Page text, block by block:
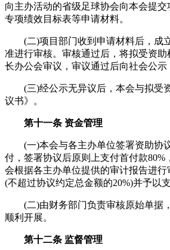
向主办活动的省级足球协会向本会提交
专项绩效目标表等申请材料。
(二)项目部门收到申请材料后，成
准进行审核。审核通过后，将拟受资
长办公会审议，审议通过后向社会公示
(三)经公示无异议后，本会与拟受
议书》。
第十一条 资金管理
(一)本会与各主办单位签署资助协
付，签署协议后原则上支付首付款80%
会根据各主办单位提供的审计报告进
(不超过协议约定总金额的20%)并予以支
(二)由财务部门负责审核原始单据
顺利开展。
第十二条 监督管理